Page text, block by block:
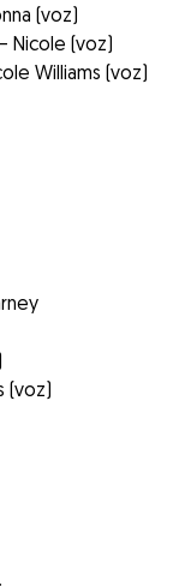
(voz)
Nicole (voz)
Williams (voz)
(voz)